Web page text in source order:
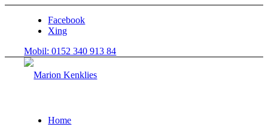
Facebook
Xing
Mobil: 0152 340 913 84
Home